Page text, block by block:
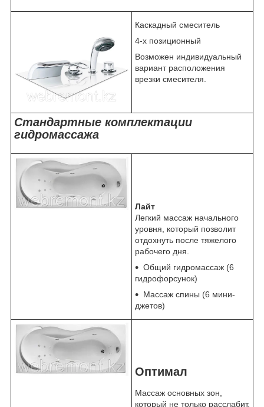
Каскадный смеситель
4-х позиционный
Возможен индивидуальный
вариант расположения
врезки смесителя.
Стандартные комплектации
гидромассажа
Лайт
Легкий массаж начального
уровня, который позволит
отдохнуть после тяжелого
рабочего дня.
Общий гидромассаж (6
гидрофорсунок)
Массаж спины (6 мини-
джетов)
Оптимал
Массаж основных зон,
который не только расслабит,